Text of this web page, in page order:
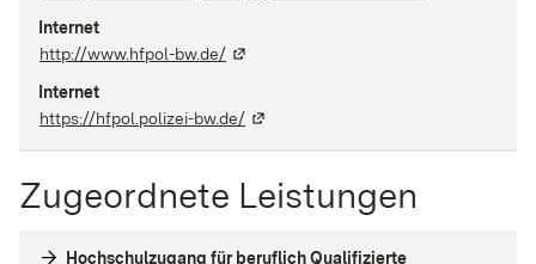
Internet
http://www.hfpol-bw.de/
Internet
https://hfpol.polizei-bw.de/
Zugeordnete Leistungen
Hochschulzugang für beruflich Qualifizierte